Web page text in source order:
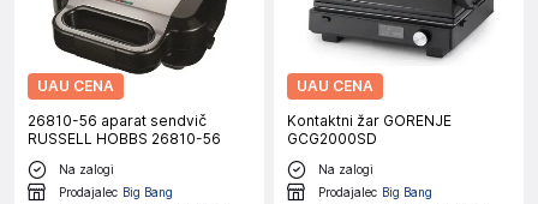
UAU CENA
26810-56 aparat sendvič
RUSSELL HOBBS 26810-56
Na zalogi
Prodajalec Big Bang
UAU CENA
Kontaktni žar GORENJE
GCG2000SD
Na zalogi
Prodajalec Big Bang